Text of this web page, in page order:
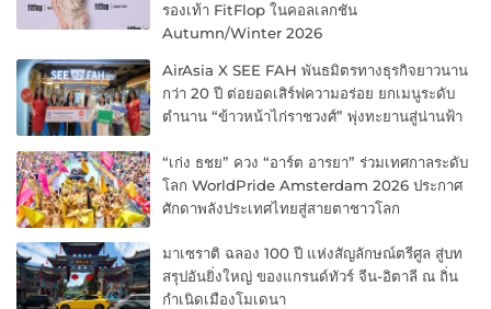
รองเท้า FitFlop ในคอลเลกชัน
Autumn/Winter 2026
AirAsia X SEE FAH พันธมิตรทางธุรกิจยาวนาน
กว่า 20 ปี ต่อยอดเสิร์ฟความอร่อย ยกเมนูระดับ
ตำนาน “ข้าวหน้าไก่ราชวงศ์” พุ่งทะยานสู่น่านฟ้า
“เก่ง ธชย” ควง “อาร์ต อารยา” ร่วมเทศกาลระดับ
โลก WorldPride Amsterdam 2026 ประกาศ
ศักดาพลังประเทศไทยสู่สายตาชาวโลก
มาเซราติ ฉลอง 100 ปี แห่งสัญลักษณ์ตรีศูล สู่บท
สรุปอันยิ่งใหญ่ ของแกรนด์ทัวร์ จีน-อิตาลี ณ ถิ่น
กำเนิดเมืองโมเดนา